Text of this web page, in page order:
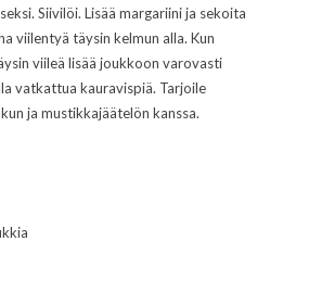
Siivilöi. Lisää margariini ja sekoita
viilentyä täysin kelmun alla. Kun
viileä lisää joukkoon varovasti
vatkattua kauravispiä. Tarjoile
ja mustikkajäätelön kanssa.